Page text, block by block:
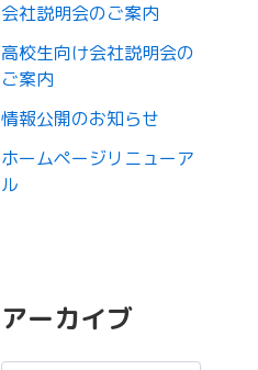
会社説明会のご案内
高校生向け会社説明会の
ご案内
情報公開のお知らせ
ホームページリニューア
ル
アーカイブ